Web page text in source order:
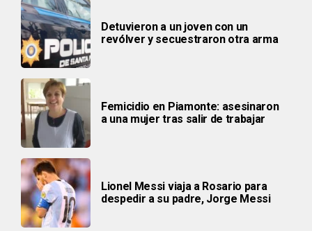
Detuvieron a un joven con un
revólver y secuestraron otra arma
Femicidio en Piamonte: asesinaron
a una mujer tras salir de trabajar
Lionel Messi viaja a Rosario para
despedir a su padre, Jorge Messi